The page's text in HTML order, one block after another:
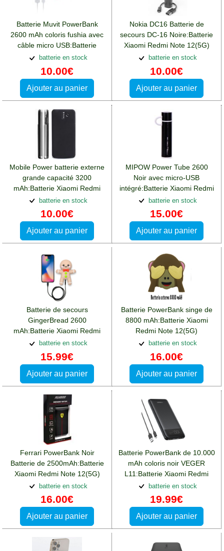
Batterie Muvit PowerBank
2600 mAh coloris fushia avec
câble micro USB:Batterie
Xiaomi Redmi Note 12(5G)
batterie en stock
10.00€
Ajouter au panier
Nokia DC16 Batterie de
secours DC-16 Noire:Batterie
Xiaomi Redmi Note 12(5G)
batterie en stock
10.00€
Ajouter au panier
Mobile Power batterie externe
grande capacité 3200
mAh:Batterie Xiaomi Redmi
Note 12(5G)
batterie en stock
10.00€
Ajouter au panier
MIPOW Power Tube 2600
Noir avec micro-USB
intégré:Batterie Xiaomi Redmi
Note 12(5G)
batterie en stock
15.00€
Ajouter au panier
Batterie de secours
GingerBread 2600
mAh:Batterie Xiaomi Redmi
Note 12(5G)
batterie en stock
15.99€
Ajouter au panier
Batterie PowerBank singe de
8800 mAh:Batterie Xiaomi
Redmi Note 12(5G)
batterie en stock
16.00€
Ajouter au panier
Ferrari PowerBank Noir
Batterie de 2500mAh:Batterie
Xiaomi Redmi Note 12(5G)
batterie en stock
16.00€
Ajouter au panier
Batterie PowerBank de 10.000
mAh coloris noir VEGER
L11:Batterie Xiaomi Redmi
Note 12(5G)
batterie en stock
19.99€
Ajouter au panier